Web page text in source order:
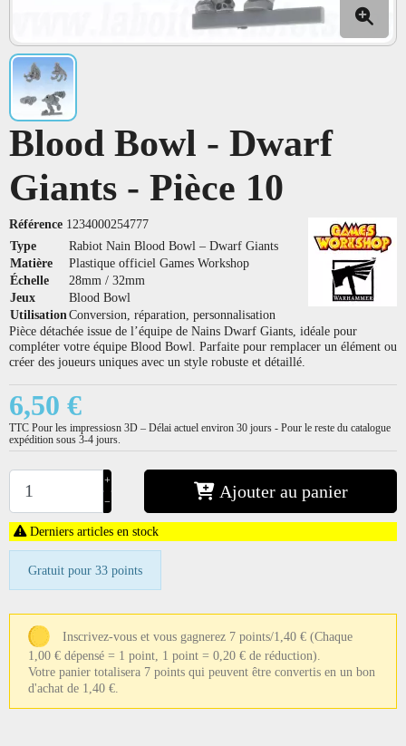
Blood Bowl - Dwarf
Giants - Pièce 10
Référence 1234000254777
Type
Rabiot Nain Blood Bowl – Dwarf Giants
Matière
Plastique officiel Games Workshop
Échelle
28mm / 32mm
Jeux
Blood Bowl
UtilisationConversion, réparation, personnalisation
Pièce détachée issue de l’équipe de Nains Dwarf Giants, idéale pour
compléter votre équipe Blood Bowl. Parfaite pour remplacer un élément ou
créer des joueurs uniques avec un style robuste et détaillé.
6,50 €
TTC Pour les impressiosn 3D – Délai actuel environ 30 jours - Pour le reste du catalogue
expédition sous 3-4 jours.
+
−
Ajouter au panier
Derniers articles en stock
Gratuit pour 33 points
Inscrivez-vous et vous gagnerez 7 points/1,40 € (Chaque
1,00 € dépensé = 1 point, 1 point = 0,20 € de réduction).
Votre panier totalisera 7 points qui peuvent être convertis en un bon
d'achat de 1,40 €.